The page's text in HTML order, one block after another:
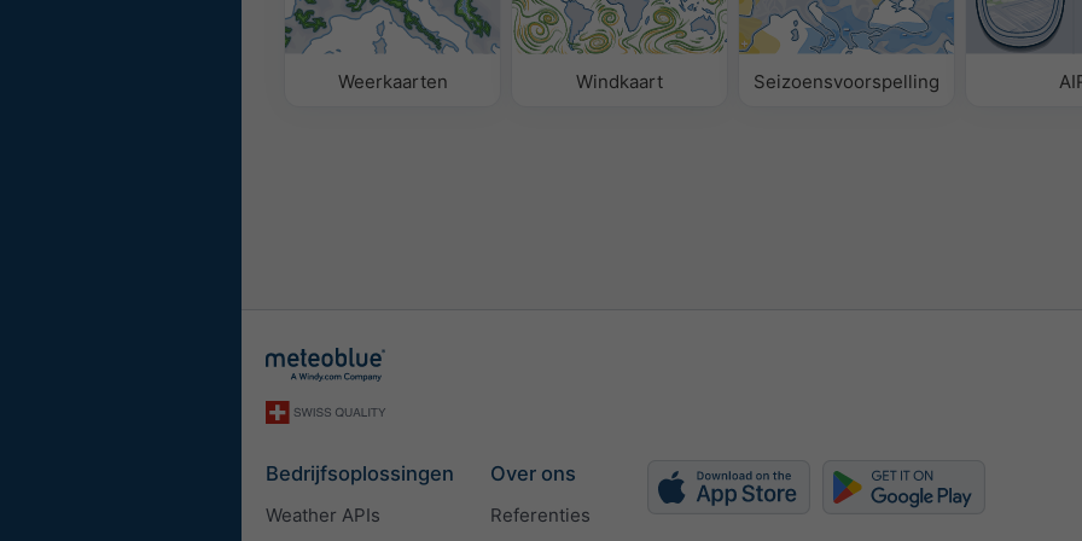
Weerkaarten Windkaart Seizoensvoorspelling
Bedrijfsoplossingen
Weather APIs
Over ons
Referenties